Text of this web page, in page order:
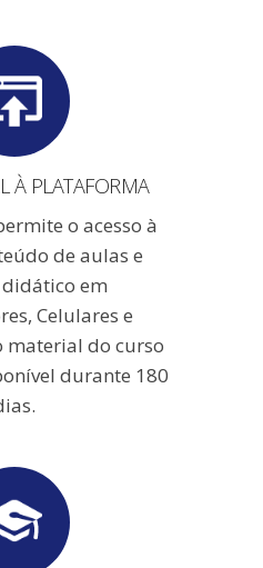
À PLATAFORMA
o acesso à
de aulas e
em
Celulares e
material do curso
durante 180